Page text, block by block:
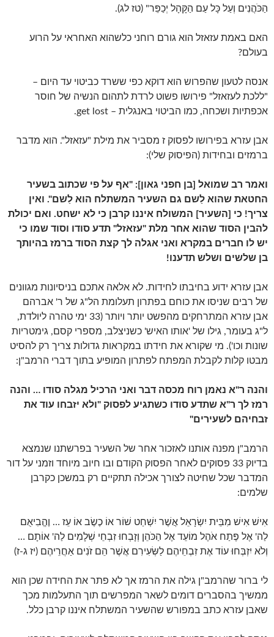
הַכֹּהֲנִים וְעַל כָּל עַם הַקָּהָל יְכַפֵּר" (טז לג).
האם באמת עזאזל הוא גורם רוחני כלשהוא האחראי על הרוע
בעולם?
אנסה לטעון שהפרוש הוא דוקא כפי ששרד כביטוי עד היום –
"ללכת לעזאזל" פירושו פשוט לרדת לתהום הנשיה של חוסר
אכפתיות ושכחה, כמו הביטוי באנגלית – get lost.
אבן עזרא בפירושו לפסוק ז מסביר את מילת "עזאזל". הוא מדבר
ברמזים ובחידות (הפיסוק שלי):
ואמר רב שמואל [בן חפני גאון]: "אף על פי שכתוב בשעיר
החטאת שהוא לַשם גם השעיר המשתלח הוא לַשם". ואין
צריך! כי [השעיר] המשולח איננו קרבן כי לא ישחט. ואם יכולת
להבין הסוד שהוא אחר מלת "עזאזל" תדע סודו וסוד שמו כי
יש לו חברים במקרא ואני אגלה לך קצת הסוד ברמז בהיותך
בן שלשים ושלש תדענו!
אבן עזרא ידוע בחיבתו לחידות. לא אלאה אתכם בניסיונות מגוונים
של רבים שניסו את כוחם בפתרון תעלומת הל"ג של ר' אברהם
אבן עזרא המתרחקים מהפשט יותר ויותר (33 ימי טהרה ליולדת,
ל"ג בעומר, גילו של 'אותו האיש' כשניצלב, מספרי קסם, גימטריות
שונות וכו'). מי שקורא את חידתו במקראות גדולות צריך רק להסיט
מבטו קלות לקבלת המפתח לפתרון המופיע בתוך דברי הרמב"ן:
והנה ר"א נאמן רוח מכסה דבר ואני הרכיל מגלה סודו … והנה
רמז לך ר"א שתדע סודו כשתגיע לפסוק "ולא יזבחו עוד את
זבחיהם לשעירים"
הרמב"ן מפנה אותנו לאזכור אחר של השעיר בפרשתנו שנמצא
בדיוק 33 פסוקים לאחר הפסוק הקודם ובו חיוב מיוחד וזמני על דור
המדבר שכל שחיטה לצורך אכילה תתקיים רק במשכן כקרבן
שלמים:
אִישׁ אִישׁ מִבֵּית יִשְׂרָאֵל אֲשֶׁר יִשְׁחַט שׁוֹר אוֹ כֶשֶׂב אוֹ עֵז … וֶהֱבִיאֻם
לַה' אֶל פֶּתַח אֹהֶל מוֹעֵד אֶל הַכֹּהֵן וְזָבְחוּ זִבְחֵי שְׁלָמִים לַה' אוֹתָם …
וְלֹא יִזְבְּחוּ עוֹד אֶת זִבְחֵיהֶם לַשְּׂעִירִם אֲשֶׁר הֵם זֹנִים אַחֲרֵיהֶם (יז ג-ז)
לי ברור שהרמב"ן גילה את הרמז אך לא פתר את החידה שכן הוא
ממשיך בהסברים דומים לשאר המפרשים תוך התעלמות מכך
שאבן עזרא כתב במפורש שהשעיר המשתלח איננו קרבן כלל.